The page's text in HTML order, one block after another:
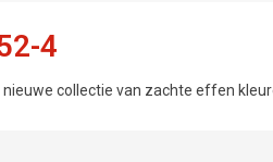
4
collectie van zachte effen